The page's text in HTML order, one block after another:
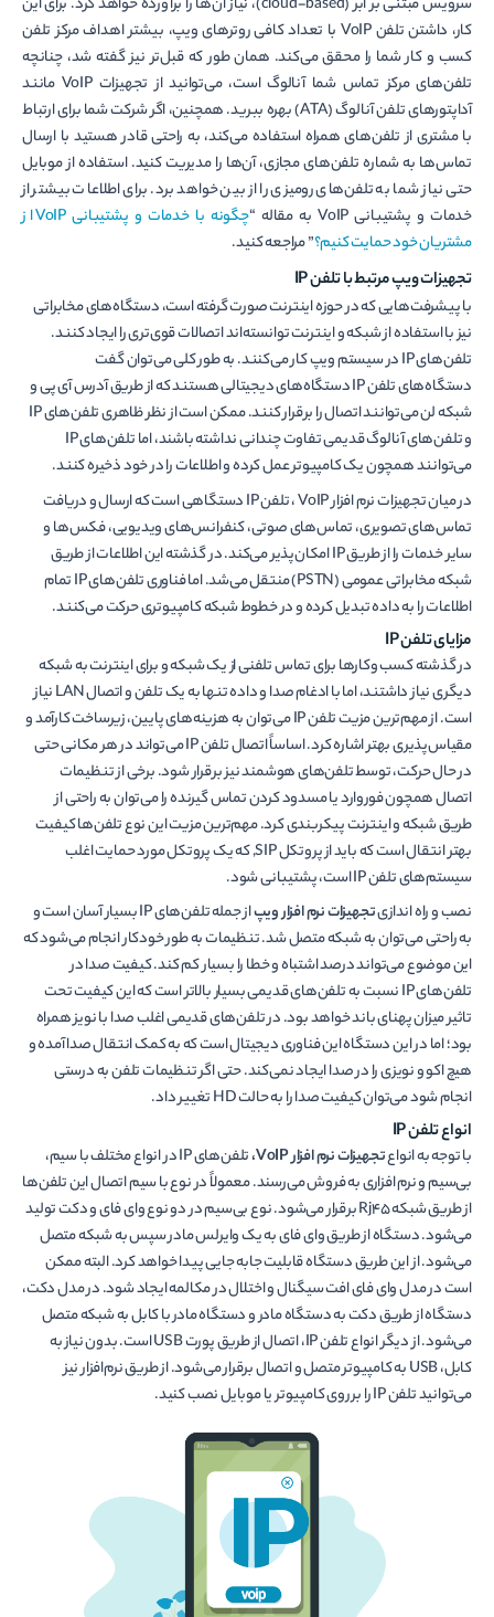
سرویس مبتنی بر ابر (cloud-based)، نیاز آن‌ها را برآورده خواهد کرد. برای این
کار، داشتن تلفن VoIP با تعداد کافی روتر‌های ویپ، بیشتر اهداف مرکز تلفن
کسب و کار شما را محقق می‌کند. همان طور که قبل‌تر نیز گفته شد، چنانچه
تلفن‌های مرکز تماس شما آنالوگ است، می‌توانید از تجهیزات VoIP مانند
آداپتور‌های تلفن آنالوگ (ATA) بهره ببرید. همچنین، اگر شرکت شما برای ارتباط
با مشتری از تلفن‌های همراه استفاده می‌کند، به راحتی قادر هستید با ارسال
تماس‌ها به شماره تلفن‌های مجازی، آن‌ها را مدیریت کنید. استفاده از موبایل
حتی نیاز شما به تلفن‌های رومیزی را از بین خواهد برد. برای اطلاعات بیشتر از
خدمات و پشتیبانی VoIP به مقاله “
چگونه با خدمات و پشتیبانی VoIP از
مشتریان خود حمایت کنیم؟” مراجعه کنید.
تجهیزات ویپ مرتبط با تلفنIP
با پیشرفت‌هایی که در حوزه اینترنت صورت گرفته است، دستگاه‌های مخابراتی
نیز با استفاده از شبکه و اینترنت توانسته‌اند اتصالات قوی‌تری را ایجاد کنند.
تلفن‌های IP در سیستم ویپ کار می‌کنند. به طور کلی می‌توان گفت
دستگاه‌های تلفن IP دستگاه‌های دیجیتالی هستند که از طریق آدرس آی پی و
شبکه لن می‌توانند اتصال را برقرار کنند. ممکن است از نظر ظاهری تلفن‌های IP
و تلفن‌های آنالوگ قدیمی تفاوت چندانی نداشته باشند، اما تلفن‌های IP
می‌توانند همچون یک کامپیوتر عمل کرده و اطلاعات را در خود ذخیره کنند.
در میان تجهیزات نرم افزار VoIP ، تلفن IP دستگاهی است که ارسال و دریافت
تماس‌های تصویری، تماس‌های صوتی، کنفرانس‌های ویدیویی، فکس‌ها و
سایر خدمات را از طریق IP امکان‌پذیر می‌کند. در گذشته این اطلاعات از طریق
شبکه مخابراتی عمومی (PSTN) منتقل می‌شد. اما فناوری تلفن‌های IP تمام
اطلاعات را به داده تبدیل کرده و در خطوط شبکه کامپیوتری حرکت می‌کنند.
مزایای تلفنIP
در گذشته کسب وکارها برای تماس تلفنی از یک شبکه و برای اینترنت به شبکه
دیگری نیاز داشتند، اما با ادغام صدا و داده تنها به یک تلفن و اتصال LAN نیاز
است. از مهم‌ترین مزیت تلفن IP می‌توان به هزینه‌های پایین، زیرساخت کارآمد و
مقیاس‌پذیری بهتر اشاره کرد. اساساً اتصال تلفن IP می‌تواند در هر مکانی حتی
در حال حرکت، توسط تلفن‌های هوشمند نیز برقرار شود. برخی از تنظیمات
اتصال همچون فوروارد یا مسدود کردن تماس گیرنده را می‌توان به راحتی از
طریق شبکه و اینترنت پیکربندی کرد. مهم‌ترین مزیت این نوع تلفن‌ها کیفیت
بهتر انتقال است که باید از پروتکل SIP, که یک پروتکل مورد حمایت اغلب
سیستم‌های تلفن IP است، پشتیبانی شود.
نصب و راه اندازیتجهیزات نرم افزار ویپ
از جمله تلفن‌های IP بسیار آسان است و
به راحتی می‌توان به شبکه متصل شد. تنظیمات به طور خودکار انجام می‌شود که
این موضوع می‌تواند درصد اشتباه و خطا را بسیار کم کند. کیفیت صدا در
تلفن‌های IP نسبت به تلفن‌های قدیمی بسیار بالاتر است که این کیفیت تحت
تاثیر میزان پهنای باند خواهد بود. در تلفن‌های قدیمی اغلب صدا با نویز همراه
بود؛ اما در این دستگاه این فناوری دیجیتال است که به کمک انتقال صدا آمده و
هیچ اکو و نویزی را در صدا ایجاد نمی‌کند. حتی اگر تنظیمات تلفن به درستی
انجام شود می‌توان کیفیت صدا را به حالت HD تغییر داد.
انواع تلفنIP
با توجه به انواعتجهیزات نرم افزارVoIP،
تلفن‌های IP در انواع مختلف با سیم،
بی‌سیم و نرم افزاری به فروش می‌رسند. معمولاً در نوع با سیم اتصال این تلفن‌ها
از طریق شبکه Rj45 برقرار می‌شود. نوع بی‌سیم در دو نوع وای فای و دکت تولید
می‌شود. دستگاه از طریق وای فای به یک وایرلس مادر سپس به شبکه متصل
می‌شود. از این طریق دستگاه قابلیت جابه جایی پیدا خواهد کرد. البته ممکن
است در مدل وای فای افت سیگنال و اختلال در مکالمه ایجاد شود. در مدل دکت،
دستگاه از طریق دکت به دستگاه مادر و دستگاه مادر با کابل به شبکه متصل
می‌شود. از دیگر انواع تلفن IP، اتصال از طریق پورت USB است. بدون نیاز به
کابل، USB به کامپیوتر متصل و اتصال برقرار می‌شود. از طریق نرم‌افزار نیز
می‌توانید تلفن IP را بر روی کامپیوتر یا موبایل نصب کنید.